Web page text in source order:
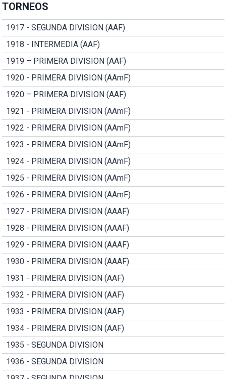
TORNEOS
1917 - SEGUNDA DIVISION (AAF)
1918 - INTERMEDIA (AAF)
1919 – PRIMERA DIVISION (AAF)
1920 - PRIMERA DIVISION (AAmF)
1920 – PRIMERA DIVISION (AAF)
1921 - PRIMERA DIVISION (AAmF)
1922 - PRIMERA DIVISION (AAmF)
1923 - PRIMERA DIVISION (AAmF)
1924 - PRIMERA DIVISION (AAmF)
1925 - PRIMERA DIVISION (AAmF)
1926 - PRIMERA DIVISION (AAmF)
1927 - PRIMERA DIVISION (AAAF)
1928 - PRIMERA DIVISION (AAAF)
1929 - PRIMERA DIVISION (AAAF)
1930 - PRIMERA DIVISION (AAAF)
1931 - PRIMERA DIVISION (AAF)
1932 - PRIMERA DIVISION (AAF)
1933 - PRIMERA DIVISION (AAF)
1934 - PRIMERA DIVISION (AAF)
1935 - SEGUNDA DIVISION
1936 - SEGUNDA DIVISION